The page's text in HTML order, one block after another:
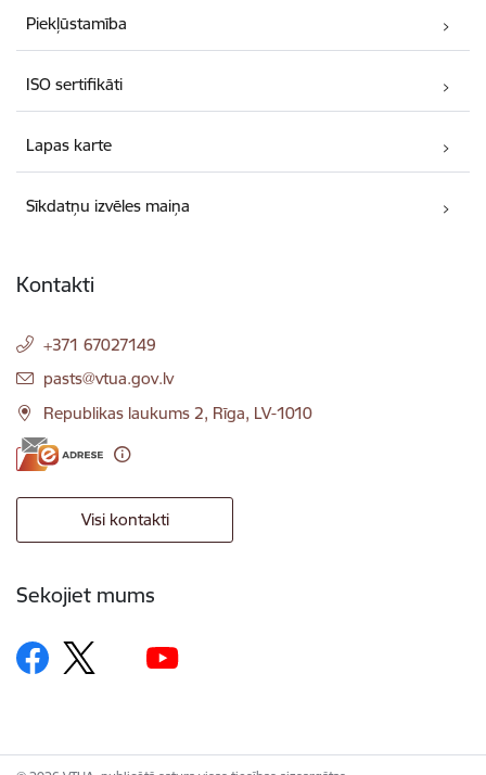
Piekļūstamība
ISO sertifikāti
Lapas karte
Sīkdatņu izvēles maiņa
Kontakti
+371 67027149
E-pasts:
pasts@vtua.gov.lv
Republikas laukums 2, Rīga, LV-1010
Visi kontakti
Sekojiet mums